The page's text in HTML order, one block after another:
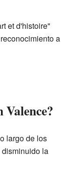
et d'histoire"
a
Valence?
largo de los
la